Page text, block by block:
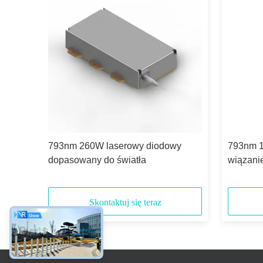
793nm 260W laserowy diodowy
dopasowany do światła
Skontaktuj się teraz
793nm